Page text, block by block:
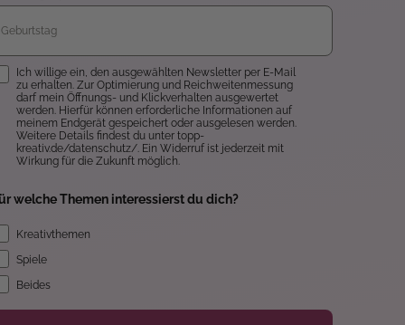
Ich willige ein, den ausgewählten Newsletter per E-Mail
zu erhalten. Zur Optimierung und Reichweitenmessung
darf mein Öffnungs- und Klickverhalten ausgewertet
werden. Hierfür können erforderliche Informationen auf
meinem Endgerät gespeichert oder ausgelesen werden.
Weitere Details findest du unter topp-
kreativ.de/datenschutz/. Ein Widerruf ist jederzeit mit
Wirkung für die Zukunft möglich.
welche Themen interessierst du dich?
Kreativthemen
Spiele
Beides